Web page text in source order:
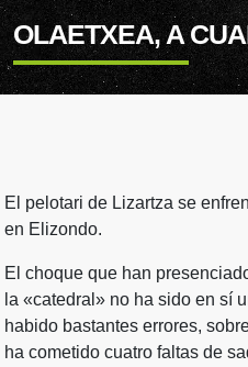
OLAETXEA, A
El pelotari de Lizartza se
en Elizondo.
El choque que han
la «catedral» no ha sido en sí
habido bastantes errores,
ha cometido cuatro faltas de